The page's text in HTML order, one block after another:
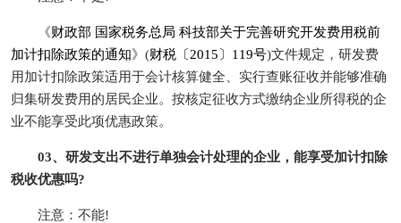
《财政部 国家税务总局 科技部关于完善研究开发费用税前
加计扣除政策的通知》(财税〔2015〕119号)文件规定，研发费
用加计扣除政策适用于会计核算健全、实行查账征收并能够准确
归集研发费用的居民企业。按核定征收方式缴纳企业所得税的企
业不能享受此项优惠政策。
03、研发支出不进行单独会计处理的企业，能享受加计扣除
税收优惠吗?
注意：不能!